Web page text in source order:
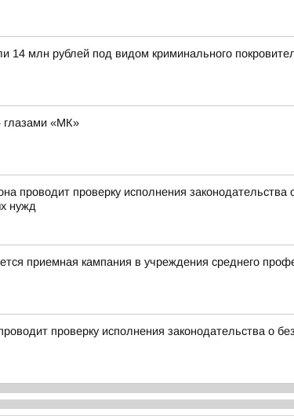
14 млн рублей под видом криминального
глазами «МК»
проводит проверку исполнения
нужд
приемная кампания в учреждения среднего
проверку исполнения законодательства о